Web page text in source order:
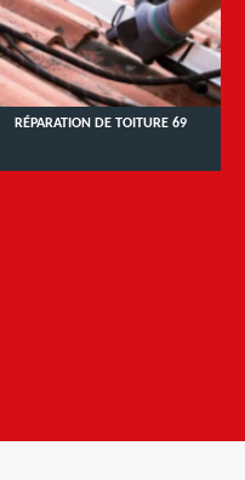
RÉPARATION DE TOITURE 69